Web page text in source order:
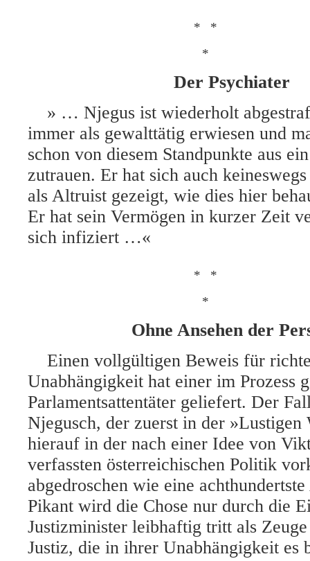
*
*
*
Der Psychiater
» … Njegus ist wiederholt
immer als gewalttätig erwiesen und
schon von diesem Standpunkte aus
zutrauen. Er hat sich auch
als Altruist gezeigt, wie dies hier
Er hat sein Vermögen in kurzer Zeit
sich infiziert …«
*
*
*
Ohne Ansehen der
Einen vollgültigen Beweis für
Unabhängigkeit hat einer im Prozess
Parlamentsattentäter geliefert. Der
Njegusch, der zuerst in der »Lustigen
hierauf in der nach einer Idee von
verfassten österreichischen Politik
abgedroschen wie eine
Pikant wird die Chose nur durch die
Justizminister leibhaftig tritt als
Justiz, die in ihrer Unabhängigkeit es